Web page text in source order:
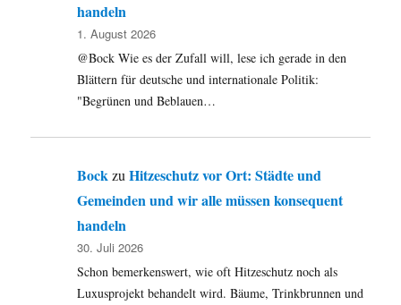
handeln
1. August 2026
@Bock Wie es der Zufall will, lese ich gerade in den
Blättern für deutsche und internationale Politik:
"Begrünen und Beblauen…
BockzuHitzeschutz vor Ort: Städte und
Gemeinden und wir alle müssen konsequent
handeln
30. Juli 2026
Schon bemerkenswert, wie oft Hitzeschutz noch als
Luxusprojekt behandelt wird. Bäume, Trinkbrunnen und